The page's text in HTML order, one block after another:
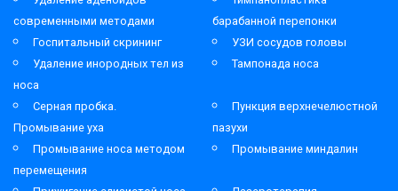
современными методами
барабанной перепонки
Госпитальный скрининг
УЗИ сосудов головы
Удаление инородных тел из
носа
Тампонада носа
Серная пробка.
Промывание уха
Пункция верхнечелюстной
пазухи
Промывание носа методом
перемещения
Промывание миндалин